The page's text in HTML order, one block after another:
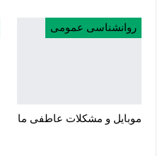
روانشناسی عمومی
موبایل‌ و مشکلات عاطفی ما